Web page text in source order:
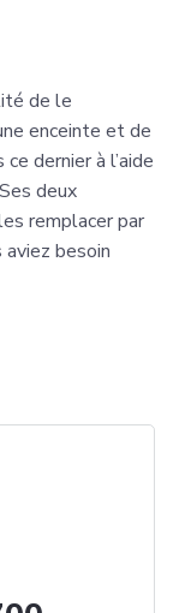
de le
enceinte et de
dernier à l’aide
deux
remplacer par
besoin